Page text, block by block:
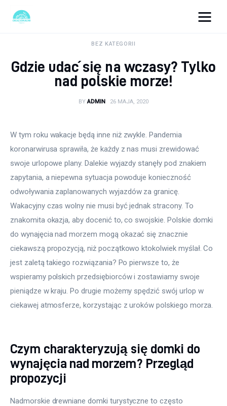
Turystyka
Zdrowie
Więcej
BEZ KATEGORII
Gdzie udać się na wczasy? Tylko
nad polskie morze!
BY ADMIN 26 MAJA, 2020
W tym roku wakacje będą inne niż zwykle. Pandemia
koronarwirusa sprawiła, że każdy z nas musi zrewidować
swoje urlopowe plany. Dalekie wyjazdy stanęły pod znakiem
zapytania, a niepewna sytuacja powoduje konieczność
odwoływania zaplanowanych wyjazdów za granicę.
Wakacyjny czas wolny nie musi być jednak stracony. To
znakomita okazja, aby docenić to, co swojskie. Polskie domki
do wynajęcia nad morzem mogą okazać się znacznie
ciekawszą propozycją, niż początkowo ktokolwiek myślał. Co
jest zaletą takiego rozwiązania? Po pierwsze to, że
wspieramy polskich przedsiębiorców i zostawiamy swoje
pieniądze w kraju. Po drugie możemy spędzić swój urlop w
ciekawej atmosferze, korzystając z uroków polskiego morza.
Czym charakteryzują się domki do
wynajęcia nad morzem? Przegląd
propozycji
Nadmorskie drewniane domki turystyczne to często